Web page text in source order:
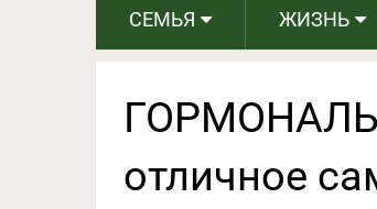
СЕМЬЯ ЖИЗНЬ
отличное